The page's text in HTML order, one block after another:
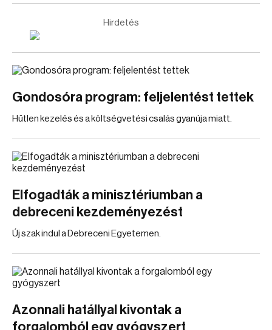
Hirdetés
Gondosóra program: feljelentést tettek
Hűtlen kezelés és a költségvetési csalás gyanúja miatt.
Elfogadták a minisztériumban a
debreceni kezdeményezést
Új szak indul a Debreceni Egyetemen.
Azonnali hatállyal kivontak a
forgalomból egy gyógyszert